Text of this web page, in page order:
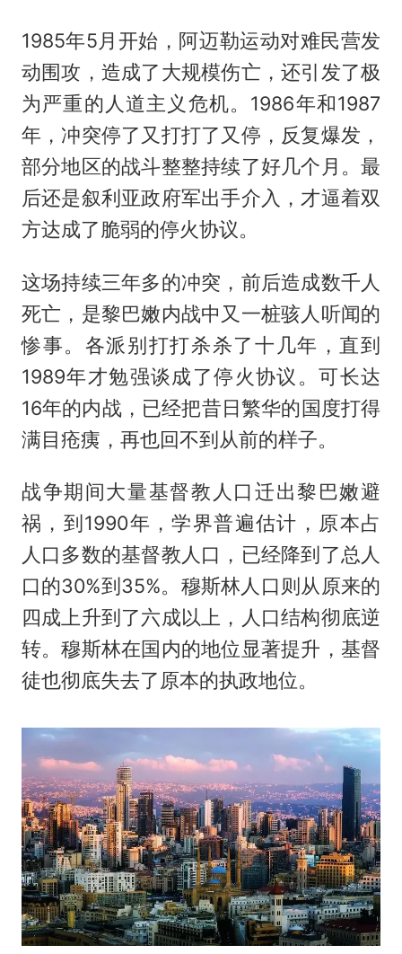
1985年5月开始，阿迈勒运动对难民营发
动围攻，造成了大规模伤亡，还引发了极
为严重的人道主义危机。1986年和1987
年，冲突停了又打打了又停，反复爆发，
部分地区的战斗整整持续了好几个月。最
后还是叙利亚政府军出手介入，才逼着双
方达成了脆弱的停火协议。
这场持续三年多的冲突，前后造成数千人
死亡，是黎巴嫩内战中又一桩骇人听闻的
惨事。各派别打打杀杀了十几年，直到
1989年才勉强谈成了停火协议。可长达
16年的内战，已经把昔日繁华的国度打得
满目疮痍，再也回不到从前的样子。
战争期间大量基督教人口迁出黎巴嫩避
祸，到1990年，学界普遍估计，原本占
人口多数的基督教人口，已经降到了总人
口的30%到35%。穆斯林人口则从原来的
四成上升到了六成以上，人口结构彻底逆
转。穆斯林在国内的地位显著提升，基督
徒也彻底失去了原本的执政地位。